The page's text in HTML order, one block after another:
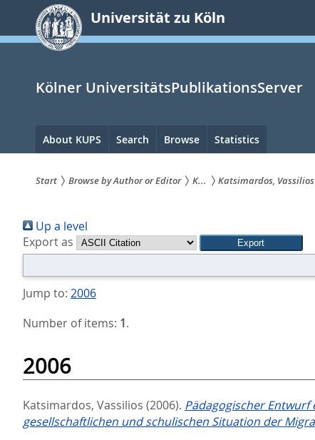
springen
Universität zu Köln
Kölner UniversitätsPublikationsServer
Hauptnavigation
About KUPS Search Browse Statistics
sind
hier:
Start Browse by Author or Editor K... Katsimardos, Vassilios
Up a level
Export as
Jump to: 2006
Number of items: 1.
2006
Katsimardos, Vassilios (2006). Pädagogischer
gesellschaftlichen und schulischen Situation der